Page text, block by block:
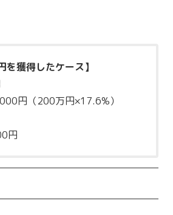
を獲得したケース】
円（200万円×17.6%）
円